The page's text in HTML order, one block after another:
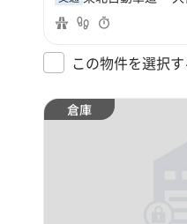
この物件を選択す
倉庫